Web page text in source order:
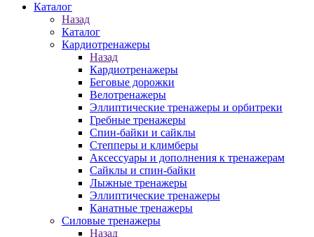
Каталог
Назад
Каталог
Кардиотренажеры
Назад
Кардиотренажеры
Беговые дорожки
Велотренажеры
Эллиптические тренажеры и орбитреки
Гребные тренажеры
Спин-байки и сайклы
Степперы и климберы
Аксессуары и дополнения к тренажерам
Сайклы и спин-байки
Лыжные тренажеры
Эллиптические тренажеры
Канатные тренажеры
Силовые тренажеры
Назад